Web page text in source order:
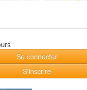
Se connecter
S'inscrire